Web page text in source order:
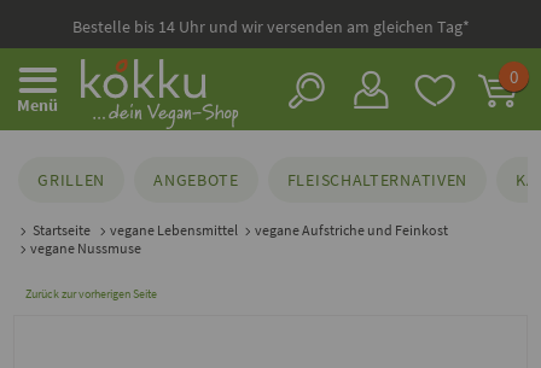
Bestelle bis 14 Uhr und wir versenden am gleichen Tag*
Menü
0
GRILLEN ANGEBOTE FLEISCHALTERNATIVEN
Startseite vegane Lebensmittel
vegane Aufstriche und Feinkost
vegane Nussmuse
Zurück zur vorherigen Seite